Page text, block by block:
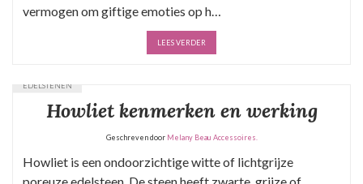
vermogen om giftige emoties op h…
LEES VERDER
EDELSTENEN
Howliet kenmerken en werking
Geschreven door Melany Beau Accessoires.
Howliet is een ondoorzichtige witte of lichtgrijze
poreuze edelsteen. De steen heeft zwarte, grijze of